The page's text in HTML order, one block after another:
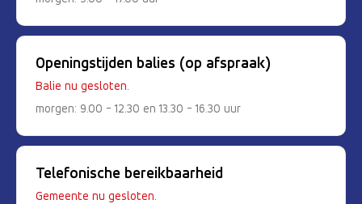
Openingstijden balies (op afspraak)
Balie nu gesloten.
morgen: 9.00 - 12.30 en 13.30 - 16.30 uur
Telefonische bereikbaarheid
Gemeente nu gesloten.